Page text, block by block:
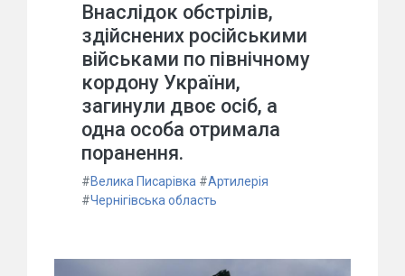
Внаслідок обстрілів,
здійснених російськими
військами по північному
кордону України,
загинули двоє осіб, а
одна особа отримала
поранення.
#Велика Писарівка #Артилерія
#Чернігівська область